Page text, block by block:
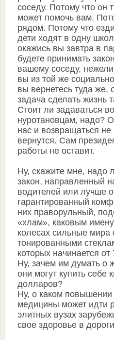
соседу. Потому что он
может помочь вам.
рядом. Потому что
дети ходят в одну
окажись вы завтра в
будете принимать
вашему соседу,
вы из той же
вы вернетесь туда
задача сделать жизнь
Стоит ли задаваться
нуротановцам, надо?
нас и возвращаться
вернутся. Сам
работы не оставит.
Ну, скажите мне, надо
закон, направленный
водителей или лучше
гарантированный
них праворульный,
«хлам», каковым
колесах сильные мира
тонированными
которых начинается
Ну, зачем им думать о
они могут купить себе
долларов?
Ну, о каком повышении
медицины может идти
элитных вузах
свое здоровье в